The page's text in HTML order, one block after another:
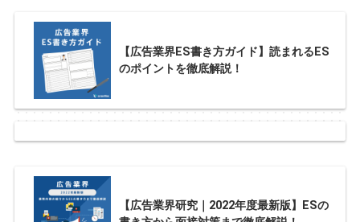
【広告業界ES書き方ガイド】読まれるES
のポイントを徹底解説！
【広告業界研究｜2022年度最新版】ESの